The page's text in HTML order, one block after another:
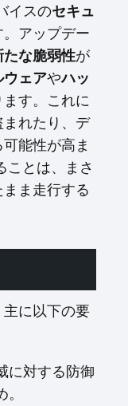
イスのセキュ
アップデー
たな脆弱性が
ウェアやハッ
す。これに
れたり、デ
能性が高ま
ことは、まさ
ま走行する
に以下の要
に対する防御